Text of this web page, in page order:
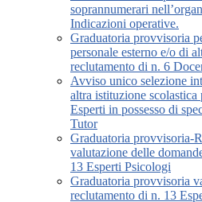
soprannumerari
Indicazioni operative.
Graduatoria provvisoria
personale esterno e/o di
reclutamento di n. 6
Avviso unico selezione
altra istituzione
Esperti in possesso di
Tutor
Graduatoria provvisoria-
valutazione delle
13 Esperti Psicologi
Graduatoria provvisoria
reclutamento di n. 13